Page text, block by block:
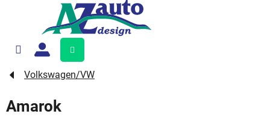
Nákupní
košík
Volkswagen/VW
Amarok